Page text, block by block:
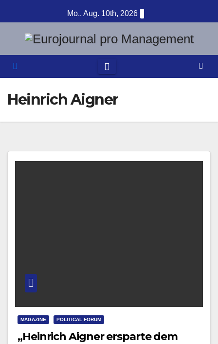
Inhalt
springen
Mo.. Aug. 10th, 2026
Heinrich Aigner
MAGAZINE POLITICAL FORUM
„Heinrich Aigner ersparte dem